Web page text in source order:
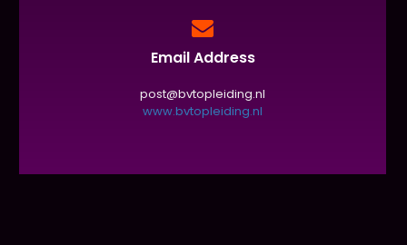
Email Address
post@bvtopleiding.nl
www.bvtopleiding.nl